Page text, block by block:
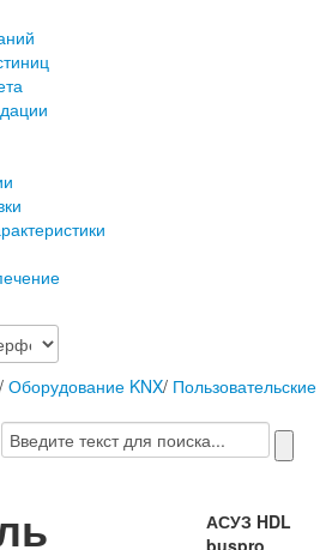
/ Оборудование KNX/ Пользовательские
АСУЗ HDL
buspro